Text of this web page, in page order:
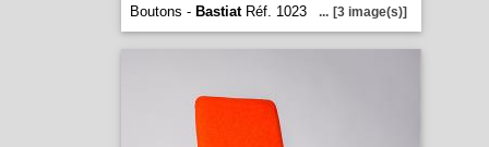
Boutons - BastiatRéf. 1023 ... [3 image(s)]